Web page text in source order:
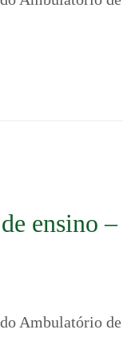
ensino –
Ambulatório de